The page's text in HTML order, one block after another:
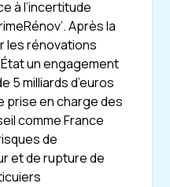
à l’incertitude
Après la
les rénovations
un engagement
5 milliards d’euros
prise en charge des
comme France
de
et de rupture de